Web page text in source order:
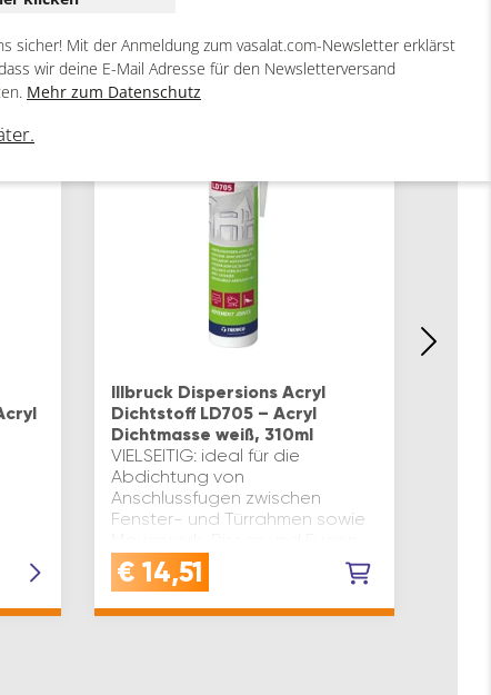
3
ARTIKEL
Illbruck Dispersions Acryl
Dichtstoff LD705 – Acryl
Dichtmasse weiß, 310ml
VIELSEITIG: ideal für die
Abdichtung von
Anschlussfugen zwischen
Fenster- und Türrahmen sowie
an verschiedenen Materialien
wie Beton, Porenbeton, Stein,
€ 14,51
sicher! Mit der Anmeldung zum vasalat.com-Newsletter erklärst
wir deine E-Mail Adresse für den Newsletterversand
Mehr zum Datenschutz